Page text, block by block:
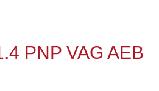
PNP VAG AEB